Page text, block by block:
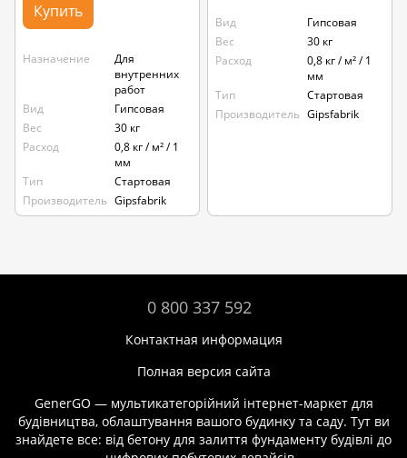
Купить
Назначение
Для
внутренних
работ
Вид
Гипсовая
Вес
30 кг
Расход
0,8 кг / м² / 1
мм
Тип
Стартовая
Производитель Gipsfabrik
Вид
Гипсовая
Вес
30 кг
Расход
0,8 кг / м² / 1
мм
Тип
Стартовая
Производитель Gipsfabrik
0 800 337 592
Контактная информация
Полная версия сайта
GenerGO — мультикатегорійний інтернет-маркет для
будівництва, облаштування вашого будинку та саду. Тут ви
знайдете все: від бетону для залиття фундаменту будівлі до